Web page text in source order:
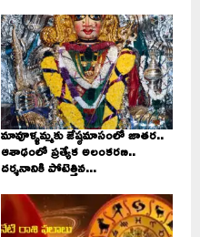
మావూళ్ళమ్మకు జేష్ఠమాసంలో జాతర..
ఆశాఢంలో ప్రత్యేక అలంకరణ..
దర్శనానికి పోటెత్తిన...